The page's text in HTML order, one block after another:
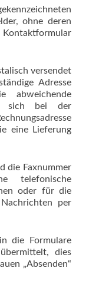
ohne deren
Kontaktformular
versendet
Adresse
abweichende
sich bei der
eine Lieferung
die Faxnummer
oder für die
per
die Formulare
dies
„Absenden“